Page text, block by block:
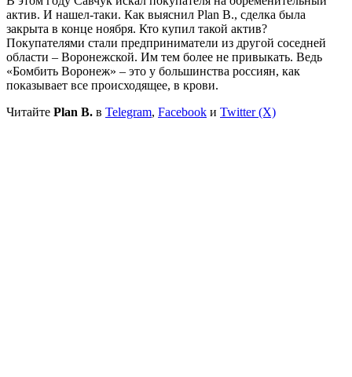
актив. И нашел-таки. Как выяснил Plan B., сделка была
закрыта в конце ноября. Кто купил такой актив?
Покупателями стали предприниматели из другой соседней
области – Воронежской. Им тем более не привыкать. Ведь
«Бомбить Воронеж» – это у большинства россиян, как
показывает все происходящее, в крови.
Читайте Plan B. в Telegram, Facebook и Twitter (X)